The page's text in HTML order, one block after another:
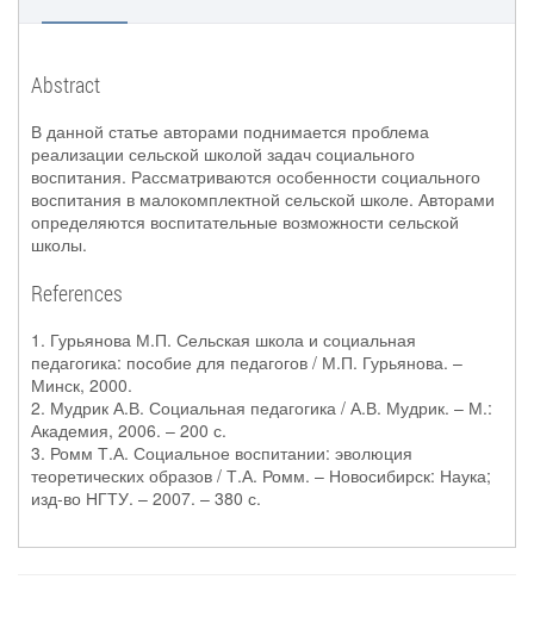
Abstract
В данной статье авторами поднимается проблема
реализации сельской школой задач социального
воспитания. Рассматриваются особенности социального
воспитания в малокомплектной сельской школе. Авторами
определяются воспитательные возможности сельской
школы.
References
1. Гурьянова М.П. Сельская школа и социальная
педагогика: пособие для педагогов / М.П. Гурьянова. –
Минск, 2000.
2. Мудрик А.В. Социальная педагогика / А.В. Мудрик. – М.:
Академия, 2006. – 200 с.
3. Ромм Т.А. Социальное воспитании: эволюция
теоретических образов / Т.А. Ромм. – Новосибирск: Наука;
изд-во НГТУ. – 2007. – 380 с.